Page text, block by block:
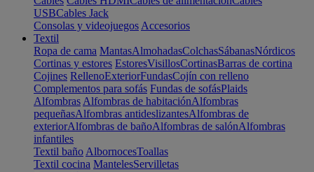
USBCables Jack
Consolas y videojuegos Accesorios
Textil
Ropa de cama MantasAlmohadasColchasSábanasNórdicos
Cortinas y estores EstoresVisillosCortinasBarras de cortina
Cojines RellenoExteriorFundasCojín con relleno
Complementos para sofás Fundas de sofásPlaids
Alfombras Alfombras de habitaciónAlfombras
pequeñasAlfombras antideslizantesAlfombras de
exteriorAlfombras de bañoAlfombras de salónAlfombras
infantiles
Textil baño AlbornocesToallas
Textil cocina MantelesServilletas